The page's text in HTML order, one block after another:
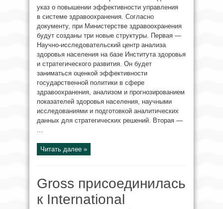
указ о повышении эффективности управления
в системе здравоохранения. Согласно
документу, при Министерстве здравоохранения
будут созданы три новые структуры. Первая —
Научно-исследовательский центр анализа
здоровья населения на базе Института здоровья
и стратегического развития. Он будет
заниматься оценкой эффективности
государственной политики в сфере
здравоохранения, анализом и прогнозированием
показателей здоровья населения, научными
исследованиями и подготовкой аналитических
данных для стратегических решений. Вторая —
...
Читать далее »
Gross присоединилась
к International